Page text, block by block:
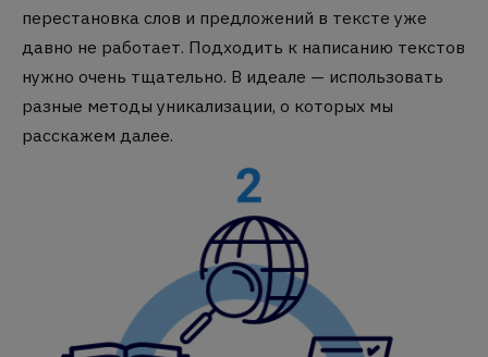
перестановка слов и предложений в тексте уже
давно не работает. Подходить к написанию текстов
нужно очень тщательно. В идеале — использовать
разные методы уникализации, о которых мы
расскажем далее.